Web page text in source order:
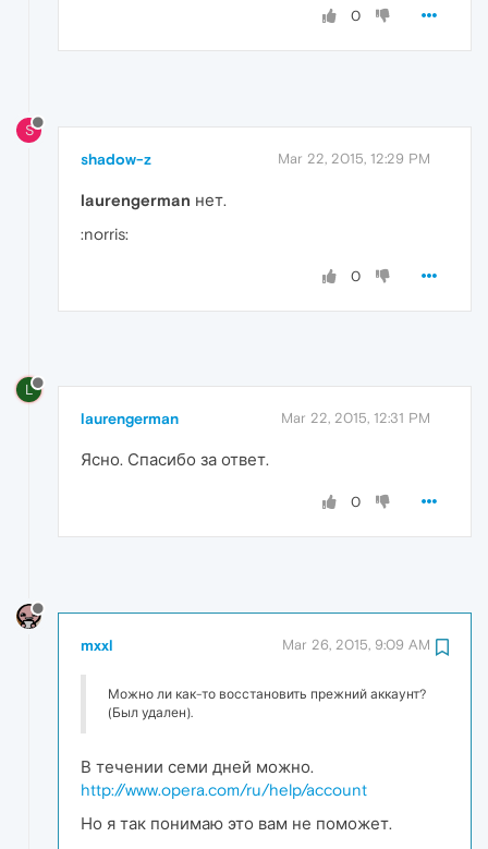
0
S
shadow-z Mar 22, 2015, 12:29 PM
laurengerman нет.
:norris:
0
L
laurengerman Mar 22, 2015, 12:31 PM
Ясно. Спасибо за ответ.
0
mxxl Mar 26, 2015, 9:09 AM
Можно ли как-то восстановить прежний аккаунт?
(Был удален).
В течении семи дней можно.
http://www.opera.com/ru/help/account
Но я так понимаю это вам не поможет.